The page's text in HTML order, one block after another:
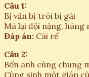
Câu 1:
Bị vặn bị trói bị gài
Mà lại đội nặng, hàng
Đáp án: Cái rế
Câu 2:
Bốn anh cùng chung
Cùng sinh một giáp